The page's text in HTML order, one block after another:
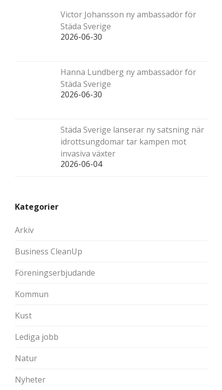
Victor Johansson ny ambassadör för
Städa Sverige
2026-06-30
Hanna Lundberg ny ambassadör för
Städa Sverige
2026-06-30
Städa Sverige lanserar ny satsning när
idrottsungdomar tar kampen mot
invasiva växter
2026-06-04
Kategorier
Arkiv
Business CleanUp
Föreningserbjudande
Kommun
Kust
Lediga jobb
Natur
Nyheter